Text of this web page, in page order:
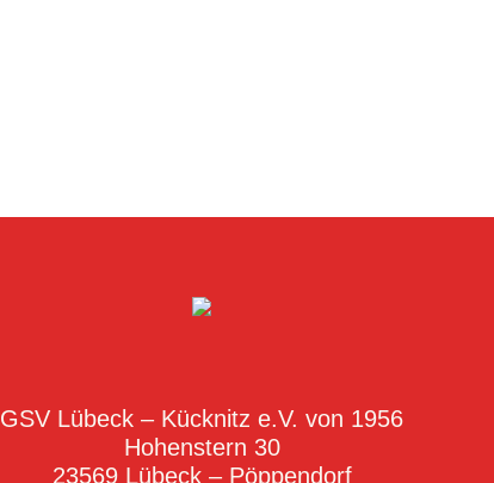
GSV Lübeck – Kücknitz e.V. von 1956
Hohenstern 30
23569 Lübeck – Pöppendorf